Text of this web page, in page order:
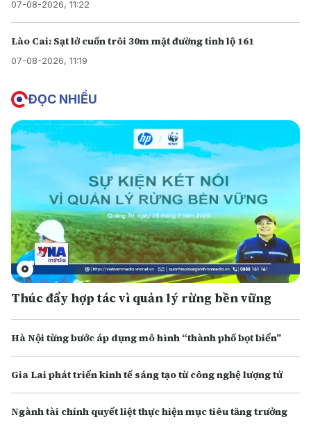
07-08-2026, 11:22
Lào Cai: Sạt lở cuốn trôi 30m mặt đường tỉnh lộ 161
07-08-2026, 11:19
ĐỌC NHIỀU
Thúc đẩy hợp tác vì quản lý rừng bền vững
Hà Nội từng bước áp dụng mô hình “thành phố bọt biển”
Gia Lai phát triển kinh tế sáng tạo từ công nghệ lượng tử
Ngành tài chính quyết liệt thực hiện mục tiêu tăng trưởng